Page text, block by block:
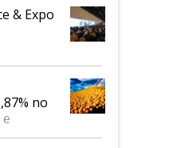
& Expo
no